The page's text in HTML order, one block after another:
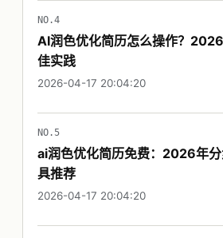
NO.4
AI润色优化简历怎么操作？
佳实践
2026-04-17 20:04:20
NO.5
ai润色优化简历免费：2026年
具推荐
2026-04-17 20:04:20